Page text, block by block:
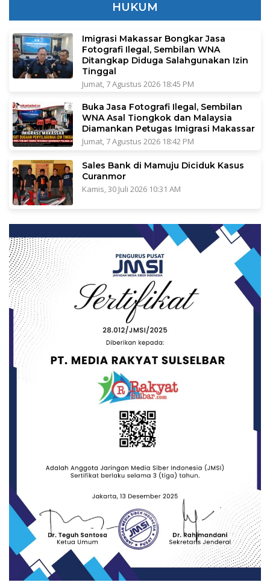
HUKUM
Imigrasi Makassar Bongkar Jasa
Fotografi Ilegal, Sembilan WNA
Ditangkap Diduga Salahgunakan Izin
Tinggal
Jumat, 7 Agustus 2026 18:45 PM
Buka Jasa Fotografi Ilegal, Sembilan
WNA Asal Tiongkok dan Malaysia
Diamankan Petugas Imigrasi Makassar
Jumat, 7 Agustus 2026 18:42 PM
Sales Bank di Mamuju Diciduk Kasus
Curanmor
Kamis, 30 Juli 2026 10:31 AM